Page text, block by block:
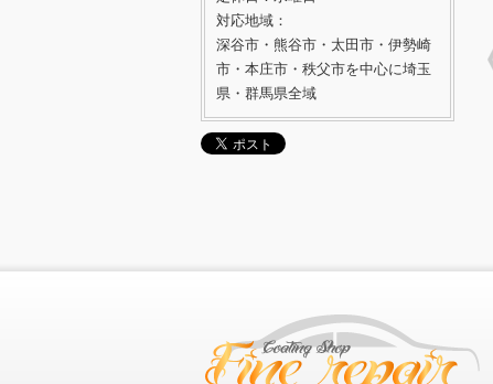
対応地域：
深谷市・熊谷市・太田市・伊勢崎
市・本庄市・秩父市を中心に埼玉
県・群馬県全域